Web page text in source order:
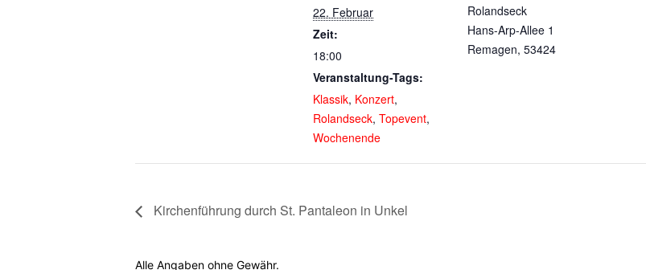
22. Februar
Zeit:
18:00
Veranstaltung-Tags:
Klassik, Konzert,
Rolandseck, Topevent,
Wochenende
Rolandseck
Hans-Arp-Allee 1
Remagen, 53424
Kirchenführung durch St. Pantaleon in Unkel
Alle Angaben ohne Gewähr.